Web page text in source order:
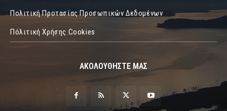
Πολιτική Προτασίας Προσωπικών Δεδομένων
Πόλιτική Χρήσης Cookies
ΑΚΟΛΟΥΘΗΣΤΕ ΜΑΣ